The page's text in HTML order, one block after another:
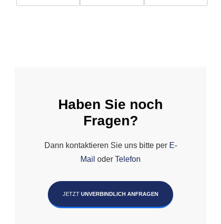
Haben Sie noch
Fragen?
Dann kontaktieren Sie uns bitte per E-
Mail oder Telefon
JETZT UNVERBINDLICH ANFRAGEN